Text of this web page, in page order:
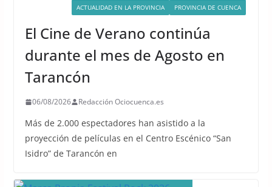
ACTUALIDAD EN LA PROVINCIA PROVINCIA DE CUENCA
El Cine de Verano continúa
durante el mes de Agosto en
Tarancón
06/08/2026 Redacción Ociocuenca.es
Más de 2.000 espectadores han asistido a la
proyección de películas en el Centro Escénico “San
Isidro” de Tarancón en